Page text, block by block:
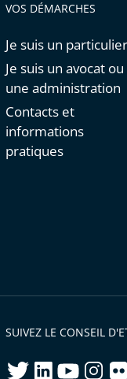
VOS DÉMARCHES
Je suis un particulier
Je suis un avocat ou
une administration
Contacts et
informations
pratiques
SUIVEZ LE CONSEIL
twitterlinkedInyoutube